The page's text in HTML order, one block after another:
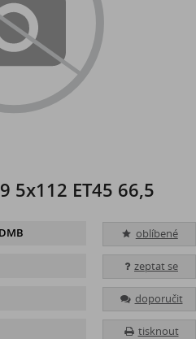
5x112 ET45 66,5
oblíbené
zeptat se
doporučit
tisknout